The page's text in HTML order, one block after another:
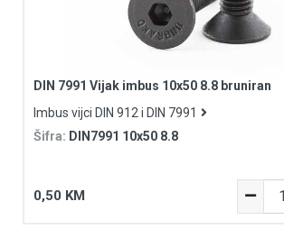
DIN 7991 Vijak imbus 10x50 8.8 bruniran
Imbus vijci DIN 912 i DIN 7991
Šifra: DIN7991 10x50 8.8
0,50 KM